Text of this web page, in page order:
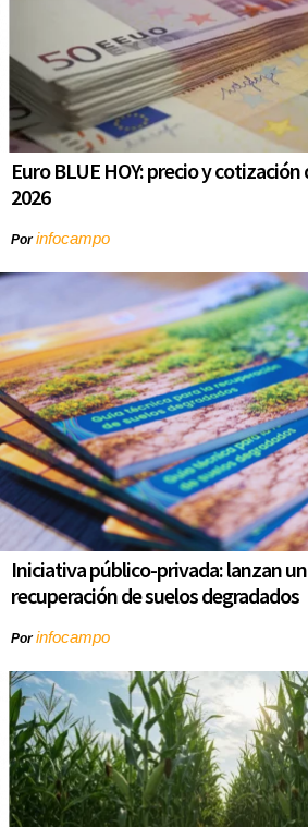
Euro BLUE HOY: precio y
2026
Porinfocampo
Iniciativa público-privada: lanzan
recuperación de suelos degradados
Porinfocampo